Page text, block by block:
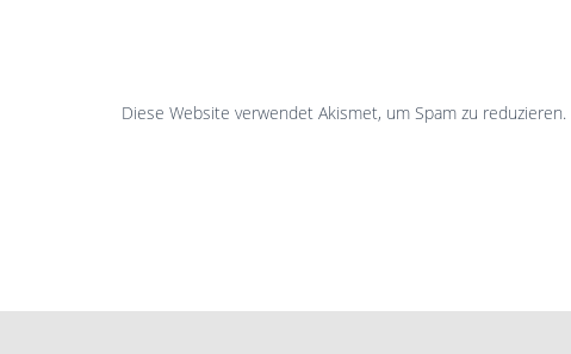
Diese Website verwendet Akismet, um Spam zu reduzieren.